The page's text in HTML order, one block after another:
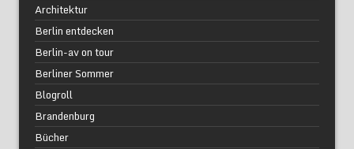
Architektur
Berlin entdecken
Berlin-av on tour
Berliner Sommer
Blogroll
Brandenburg
Bücher